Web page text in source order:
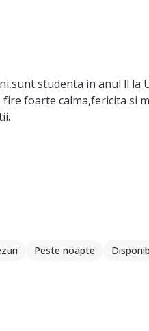
studenta in anul ll
foarte calma,fericita si
Peste noapte